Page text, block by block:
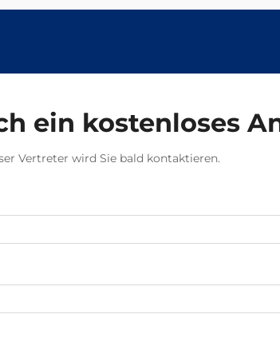
ein kostenloses
Vertreter wird Sie bald kontaktieren.